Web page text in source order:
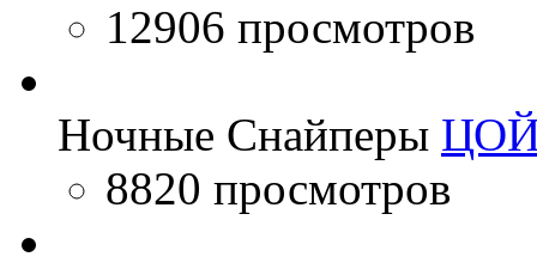
12906 просмотров
Ночные Снайперы
8820 просмотров